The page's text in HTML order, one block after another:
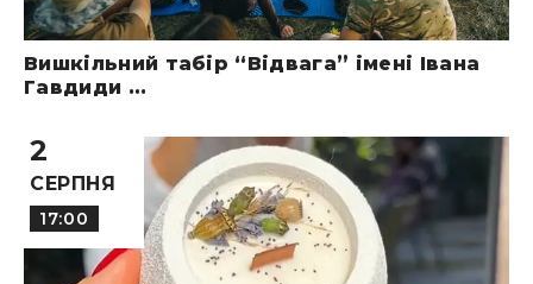
Вишкільний табір “Відвага” імені Івана
Гавдиди ...
2
СЕРПНЯ
17:00